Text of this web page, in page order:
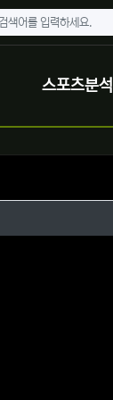
스포츠분석